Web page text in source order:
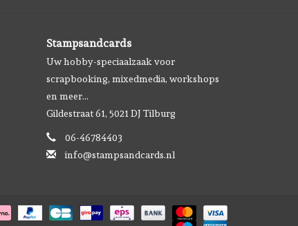
Stampsandcards
Uw hobby-speciaalzaak voor
scrapbooking, mixedmedia, workshops
en meer...
Gildestraat 61, 5021 DJ Tilburg
06-46784403
info@stampsandcards.nl